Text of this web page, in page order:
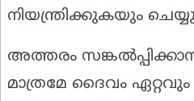
നിയന്ത്രിക്കുകയും
അത്തരം
മാത്രമേ ദൈവം ഏറ്റവും